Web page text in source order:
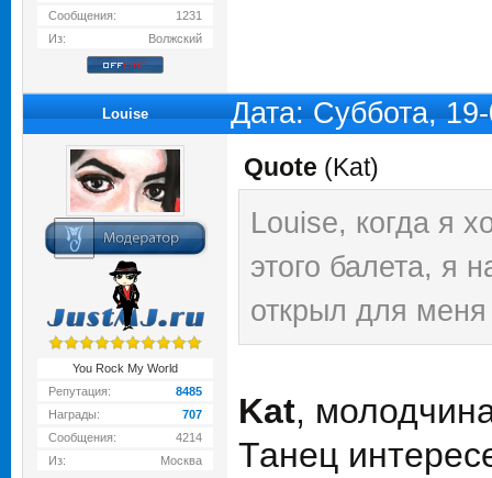
Сообщения:
1231
Из:
Волжский
Louise Дата: Суббота,
You Rock My World
Репутация:
8485
Награды:
707
Сообщения:
4214
Из:
Москва
Quote (Kat)
Louise, когда я
этого балета, я
открыл для меня
Kat,
Танец